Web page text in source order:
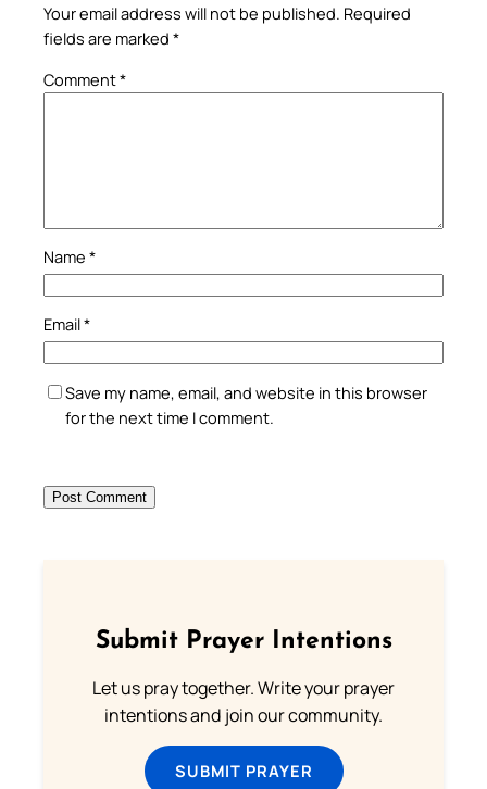
Your email address will not be published. Required
fields are marked *
Comment*
Name *
Email*
Save my name, email, and website in this browser
for the next time I comment.
Submit Prayer Intentions
Let us pray together. Write your prayer
intentions and join our community.
SUBMIT PRAYER